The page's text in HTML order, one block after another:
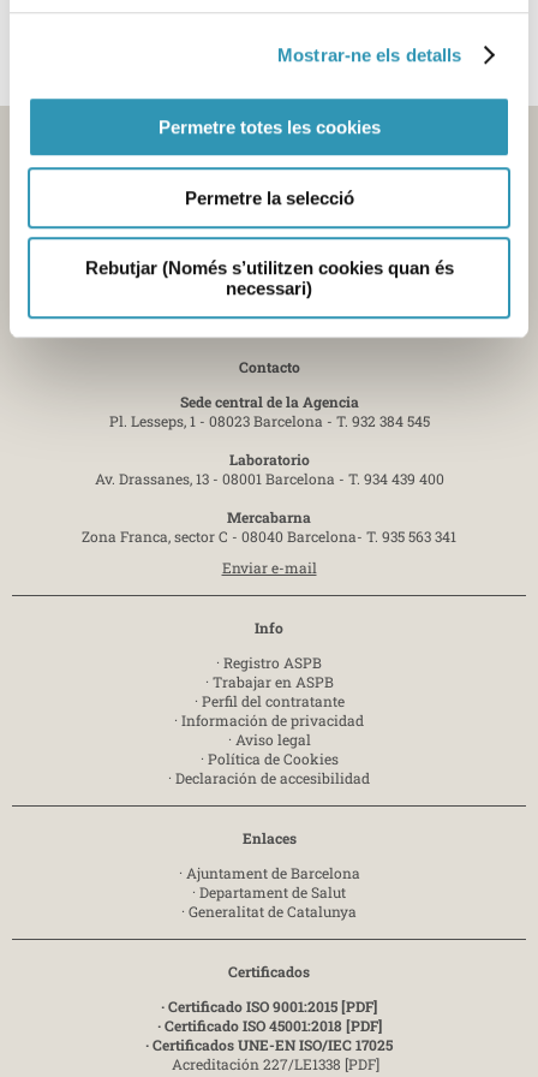
Mostrar-ne els detalls
Permetre totes les cookies
Permetre la selecció
Rebutjar (Només s’utilitzen cookies quan és
necessari)
nuestra página web (www.aspb.cat)
Contacto
Sede central de la Agencia
Pl. Lesseps, 1 - 08023 Barcelona - T. 932 384 545
Laboratorio
Av. Drassanes, 13 - 08001 Barcelona - T. 934 439 400
Mercabarna
Zona Franca, sector C - 08040 Barcelona- T. 935 563 341
Enviar e-mail
Info
· Registro ASPB
· Trabajar en ASPB
· Perfil del contratante
· Información de privacidad
· Aviso legal
· Política de Cookies
· Declaración de accesibilidad
Enlaces
· Ajuntament de Barcelona
· Departament de Salut
· Generalitat de Catalunya
Certificados
· Certificado ISO 9001:2015 [PDF]
· Certificado ISO 45001:2018 [PDF]
· Certificados UNE-EN ISO/IEC 17025
Acreditación 227/LE1338 [PDF]